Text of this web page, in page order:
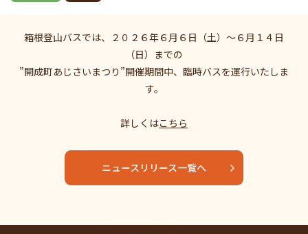
箱根登山バスでは、２０２６年６月６日（土）～６月１４日
（日）までの
”開成町あじさいまつり”開催期間中、臨時バスを運行いたしま
す。
詳しくはこちら
ニュースリリース一覧へ